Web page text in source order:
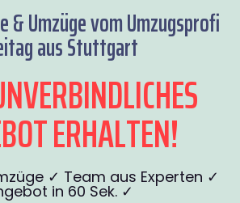
& Umzüge vom Umzugsprofi
aus Stuttgart
ERHALTEN!
✓ Team aus Experten ✓
in 60 Sek. ✓